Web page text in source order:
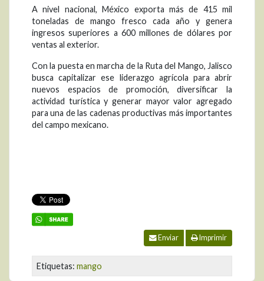
A nivel nacional, México exporta más de 415 mil
toneladas de mango fresco cada año y genera
ingresos superiores a 600 millones de dólares por
ventas al exterior.
Con la puesta en marcha de la Ruta del Mango, Jalisco
busca capitalizar ese liderazgo agrícola para abrir
nuevos espacios de promoción, diversificar la
actividad turística y generar mayor valor agregado
para una de las cadenas productivas más importantes
del campo mexicano.
Enviar Imprimir
Etiquetas: mango